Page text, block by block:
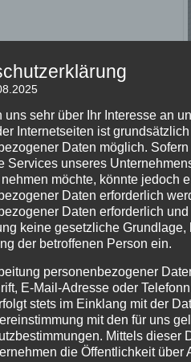
vorhanden!
uns sehr über Ihr Interesse an
Internetseiten ist
Daten möglich.
Services unseres
möchte, könnte jedoch
Daten erforderlich
Daten erforderlich
keine gesetzliche
der betroffenen Person ein.
personenbezogener
E-Mail-Adresse oder
stets im Einklang mit der
mit den für uns
Mittels dieser
die Öffentlichkeit über